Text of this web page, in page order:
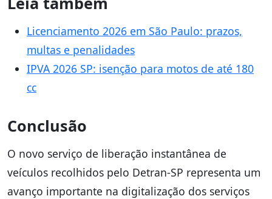
Licenciamento 2026 em São Paulo: prazos,
multas e penalidades
IPVA 2026 SP: isenção para motos de até 180
cc
Conclusão
O novo serviço de liberação instantânea de
veículos recolhidos pelo Detran-SP representa um
avanço importante na digitalização dos serviços